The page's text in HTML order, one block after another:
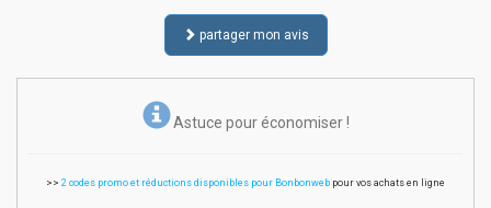
partager mon avis
Astuce pour économiser !
>> 2 codes promo et réductions disponibles pour Bonbonweb pour vos achats en ligne